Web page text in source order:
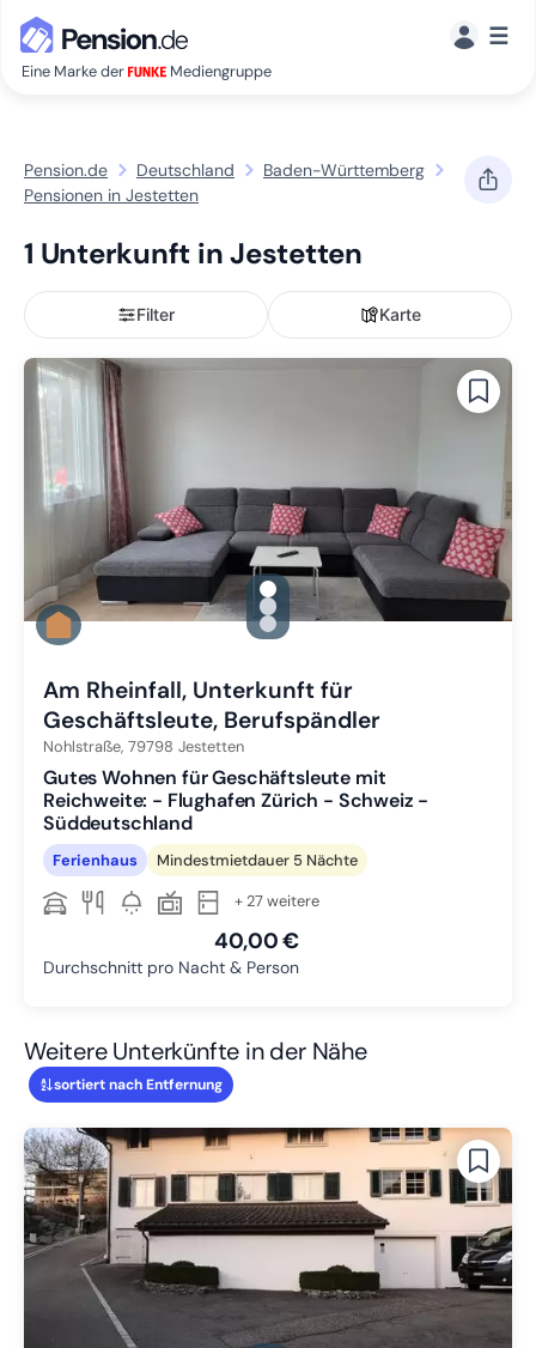
Eine Marke der Mediengruppe
☰
Pension.de Deutschland
Baden-Württemberg
Pensionen in Jestetten
1 Unterkunft in Jestetten
Filter Karte
gallery.slide_selector
Zu Slide 1 wechseln
Zu Slide 2 wechseln
Zu Slide 3 wechseln
Am Rheinfall, Unterkunft für
Geschäftsleute, Berufspändler
Nohlstraße, 79798 Jestetten
Gutes Wohnen für Geschäftsleute mit
Reichweite: - Flughafen Zürich - Schweiz -
Süddeutschland
Ferienhaus Mindestmietdauer 5 Nächte
+ 27 weitere
40,00 €
Durchschnitt pro Nacht & Person
Weitere Unterkünfte in der Nähe
sortiert nach Entfernung